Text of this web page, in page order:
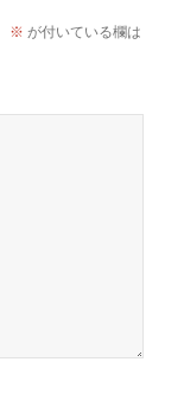
※ が付いている欄は